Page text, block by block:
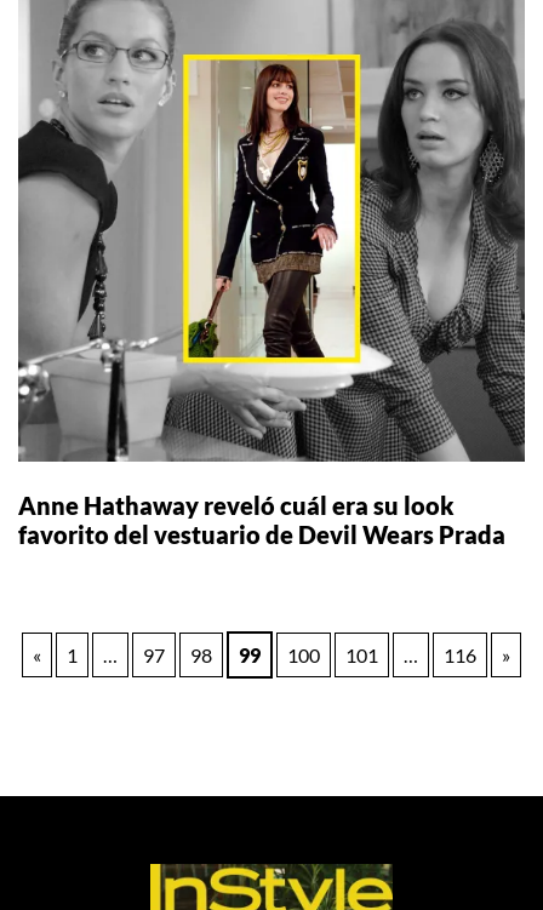
Anne Hathaway reveló cuál era su look
favorito del vestuario de Devil Wears Prada
Paginación
« 1 … 97 98 99 100 101 … 116 »